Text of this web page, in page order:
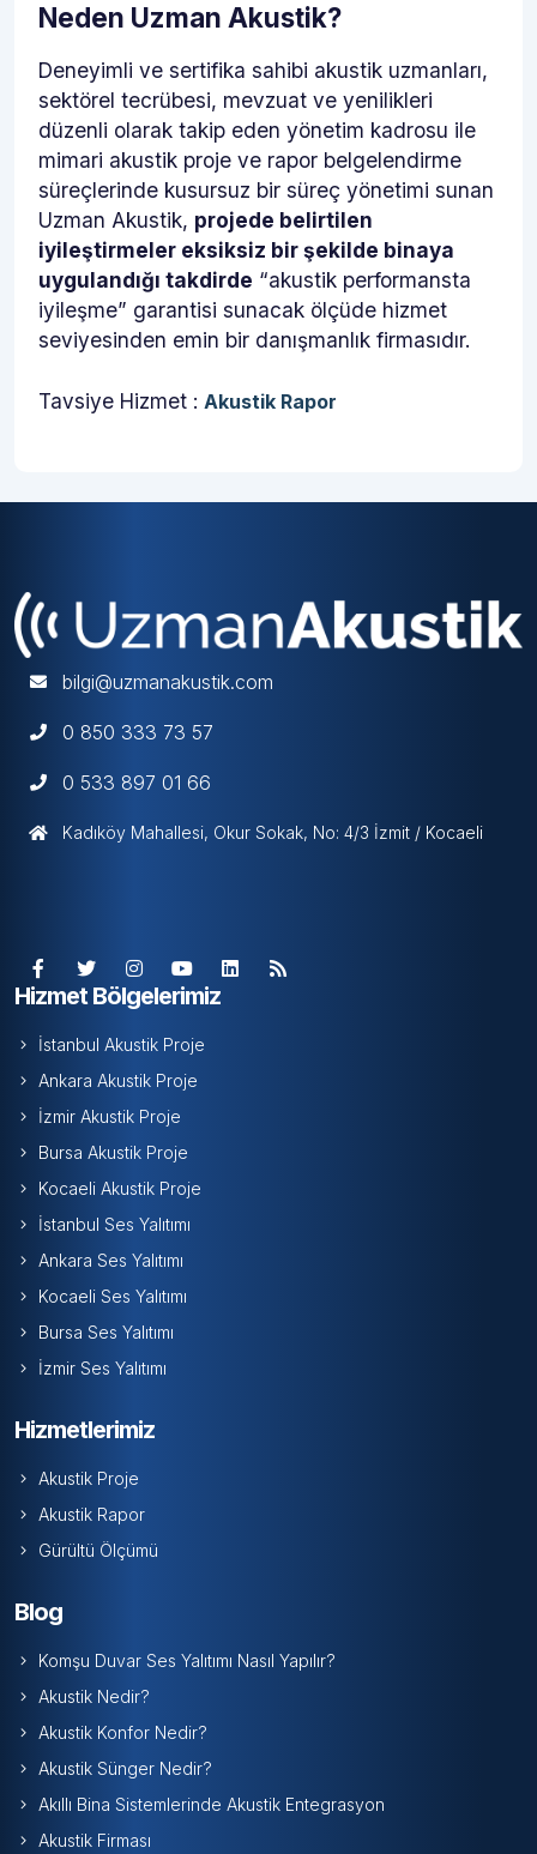
Neden Uzman Akustik?
Deneyimli ve sertifika sahibi akustik uzmanları,
sektörel tecrübesi, mevzuat ve yenilikleri
düzenli olarak takip eden yönetim kadrosu ile
mimari akustik proje ve rapor belgelendirme
süreçlerinde kusursuz bir süreç yönetimi sunan
Uzman Akustik, projede belirtilen
iyileştirmeler eksiksiz bir şekilde binaya
uygulandığı takdirde “akustik performansta
iyileşme” garantisi sunacak ölçüde hizmet
seviyesinden emin bir danışmanlık firmasıdır.
Tavsiye Hizmet : Akustik Rapor
bilgi@uzmanakustik.com
0 850 333 73 57
0 533 897 01 66
Kadıköy Mahallesi, Okur Sokak, No: 4/3 İzmit / Kocaeli
Hizmet Bölgelerimiz
İstanbul Akustik Proje
Ankara Akustik Proje
İzmir Akustik Proje
Bursa Akustik Proje
Kocaeli Akustik Proje
İstanbul Ses Yalıtımı
Ankara Ses Yalıtımı
Kocaeli Ses Yalıtımı
Bursa Ses Yalıtımı
İzmir Ses Yalıtımı
Hizmetlerimiz
Akustik Proje
Akustik Rapor
Gürültü Ölçümü
Blog
Komşu Duvar Ses Yalıtımı Nasıl Yapılır?
Akustik Nedir?
Akustik Konfor Nedir?
Akustik Sünger Nedir?
Akıllı Bina Sistemlerinde Akustik Entegrasyon
Akustik Firması